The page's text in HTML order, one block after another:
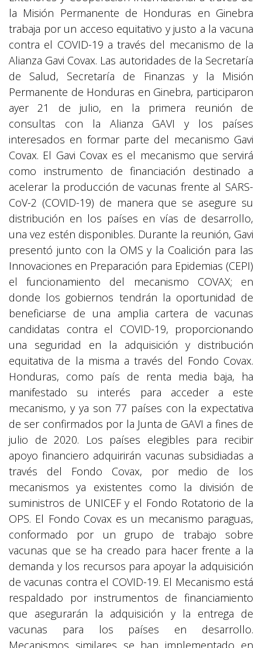
la Misión Permanente de Honduras en Ginebra
trabaja por un acceso equitativo y justo a la vacuna
contra el COVID-19 a través del mecanismo de la
Alianza Gavi Covax. Las autoridades de la Secretaría
de Salud, Secretaría de Finanzas y la Misión
Permanente de Honduras en Ginebra, participaron
ayer 21 de julio, en la primera reunión de
consultas con la Alianza GAVI y los países
interesados en formar parte del mecanismo Gavi
Covax. El Gavi Covax es el mecanismo que servirá
como instrumento de financiación destinado a
acelerar la producción de vacunas frente al SARS-
CoV-2 (COVID-19) de manera que se asegure su
distribución en los países en vías de desarrollo,
una vez estén disponibles. Durante la reunión, Gavi
presentó junto con la OMS y la Coalición para las
Innovaciones en Preparación para Epidemias (CEPI)
el funcionamiento del mecanismo COVAX; en
donde los gobiernos tendrán la oportunidad de
beneficiarse de una amplia cartera de vacunas
candidatas contra el COVID-19, proporcionando
una seguridad en la adquisición y distribución
equitativa de la misma a través del Fondo Covax.
Honduras, como país de renta media baja, ha
manifestado su interés para acceder a este
mecanismo, y ya son 77 países con la expectativa
de ser confirmados por la Junta de GAVI a fines de
julio de 2020. Los países elegibles para recibir
apoyo financiero adquirirán vacunas subsidiadas a
través del Fondo Covax, por medio de los
mecanismos ya existentes como la división de
suministros de UNICEF y el Fondo Rotatorio de la
OPS. El Fondo Covax es un mecanismo paraguas,
conformado por un grupo de trabajo sobre
vacunas que se ha creado para hacer frente a la
demanda y los recursos para apoyar la adquisición
de vacunas contra el COVID-19. El Mecanismo está
respaldado por instrumentos de financiamiento
que asegurarán la adquisición y la entrega de
vacunas para los países en desarrollo.
Mecanismos similares se han implementado en